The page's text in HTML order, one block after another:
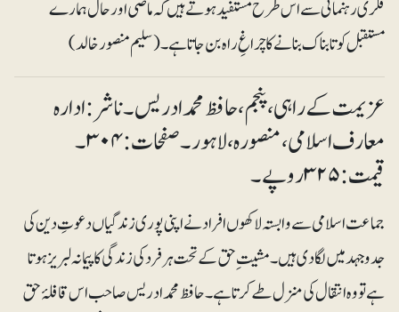
فکری رہنمائی سے اس طرح مستفید ہوتے ہیں کہ ماضی اور حال ہمارے
مستقبل کو تابناک بنانے کا چراغِ راہ بن جاتا ہے۔(سلیم منصور خالد)
عزیمت کے راہی، پنجم ، حافظ محمد ادریس۔ ناشر: ادارہ
معارف اسلامی، منصورہ، لاہور۔ صفحات: ۳۰۴۔
قیمت: ۳۲۵ روپے۔
جماعت اسلامی سے وابستہ لاکھوں افراد نے اپنی پوری زندگیاں دعوتِ دین کی
جدوجہد میں لگا دی ہیں۔ مشیت ِ حق کے تحت ہر فرد کی زندگی کا پیمانہ لبریز ہوتا
ہے تو وہ انتقال کی منزل طے کرتا ہے۔ حافظ محمد ادریس صاحب اس قافلۂ حق